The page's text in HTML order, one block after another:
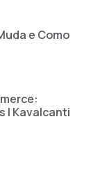
e Como
| Kavalcanti